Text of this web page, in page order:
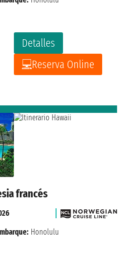
Detalles
Reserva Online
francés
Honolulu